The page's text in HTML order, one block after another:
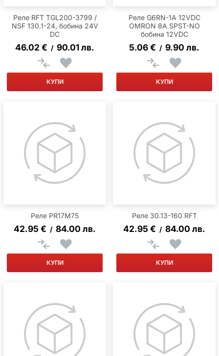
Реле RFT TGL200-3799 /
NSF 130.1-24, бобина 24V
DC
46.02 € / 90.01лв.
КУПИ
Реле G6RN-1A 12VDC
OMRON 8A SPST-NO
бобина 12VDC
5.06€ / 9.90 лв.
КУПИ
Реле PR17M75
42.95 € / 84.00 лв.
КУПИ
Реле 30.13-160 RFT
42.95 € / 84.00 лв.
КУПИ